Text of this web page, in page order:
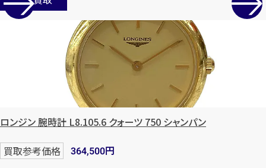
ロンジン 腕時計 L8.105.6 クォーツ 750 シャンパン
買取参考価格 364,500円